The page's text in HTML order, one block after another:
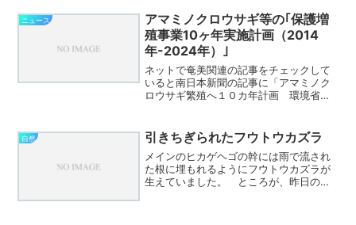
コンロンカも白いガクが目...
ニュース
アマミノクロウサギ等の｢保護増
殖事業10ヶ年実施計画（2014
年-2024年）｣
ネットで奄美関連の記事をチェックして
いると南日本新聞の記事に「アマミノク
ロウサギ繁殖へ１０カ年計画 環境省」
覇自然観察事務所のサイトに詳細が、奄
美野生生物保護センターの...
自然 引きちぎられたフウトウカズラ
メインのヒカゲヘゴの幹には雨で流され
た根に埋もれるようにフウトウカズラが
生えていました。 ところが、昨日の金